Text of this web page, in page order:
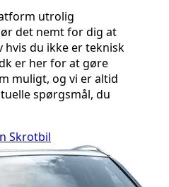
utrolig
det nemt for dig at
hvis du ikke er teknisk
er her for at gøre
muligt, og vi er altid
spørgsmål, du
Skrotbil